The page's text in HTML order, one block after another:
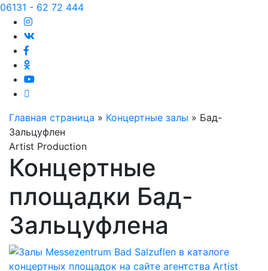
06131 - 62 72 444
Главная страница » Концертные залы » Бад-
Зальцуфлен
Artist Production
Концертные
площадки Бад-
Зальцуфлена